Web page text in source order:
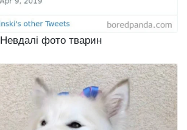
Невдалі фото тварин